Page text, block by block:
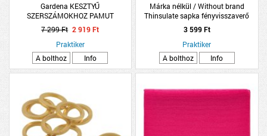
Gardena KESZTYŰ
SZERSZÁMOKHOZ PAMUT
LÉGÁTERESZTŐ
7 299 Ft 2 919 Ft
Praktiker
A bolthoz
Info
Márka nélkül / Without brand
Thinsulate sapka fényvisszaverő
csíkkal fekete
3 599 Ft
Praktiker
A bolthoz
Info